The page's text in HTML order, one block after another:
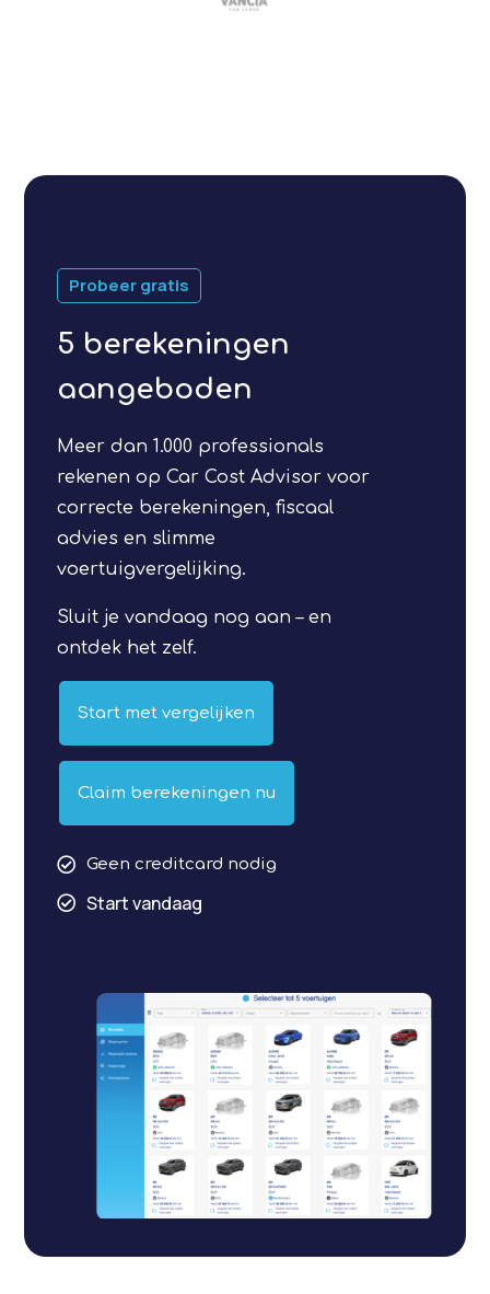
Probeer gratis
5 berekeningen
aangeboden
Meer dan 1.000 professionals
rekenen op Car Cost Advisor voor
correcte berekeningen, fiscaal
advies en slimme
voertuigvergelijking.
Sluit je vandaag nog aan – en
ontdek het zelf.
Start met vergelijken
Claim berekeningen nu
 Geen creditcard nodig
 Start vandaag